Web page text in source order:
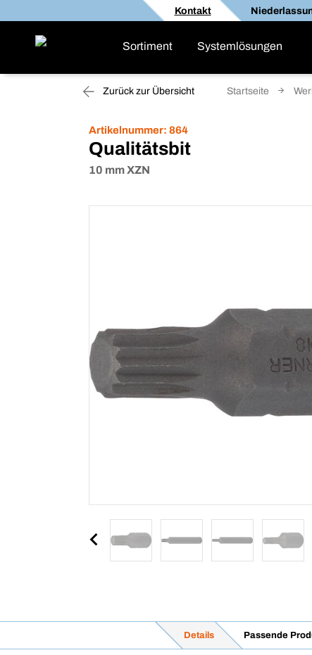
Kontakt
Sortiment Systemlösungen
Zurück zur Übersicht Startseite
Artikelnummer: 864
Qualitätsbit
10 mm XZN
Details Passende